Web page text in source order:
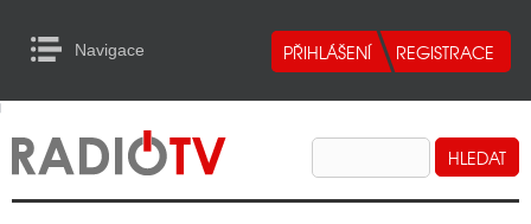
Navigace
RADIA
TELEVIZE
to Content